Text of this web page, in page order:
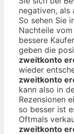
negativen, als
So sehen Sie
Nachteile
bessere
geben die
zweitkonto
wieder
zweitkonto
kann also in
Rezensionen
so besser ist
Oftmals
zweitkonto